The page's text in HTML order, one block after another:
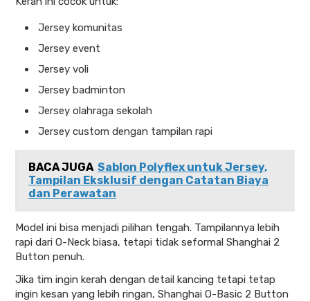
Jersey komunitas
Jersey event
Jersey voli
Jersey badminton
Jersey olahraga sekolah
Jersey custom dengan tampilan rapi
BACA JUGA Sablon Polyflex untuk Jersey,
Tampilan Eksklusif dengan Catatan Biaya
dan Perawatan
Model ini bisa menjadi pilihan tengah. Tampilannya lebih
rapi dari O-Neck biasa, tetapi tidak seformal Shanghai 2
Button penuh.
Jika tim ingin kerah dengan detail kancing tetapi tetap
ingin kesan yang lebih ringan, Shanghai O-Basic 2 Button